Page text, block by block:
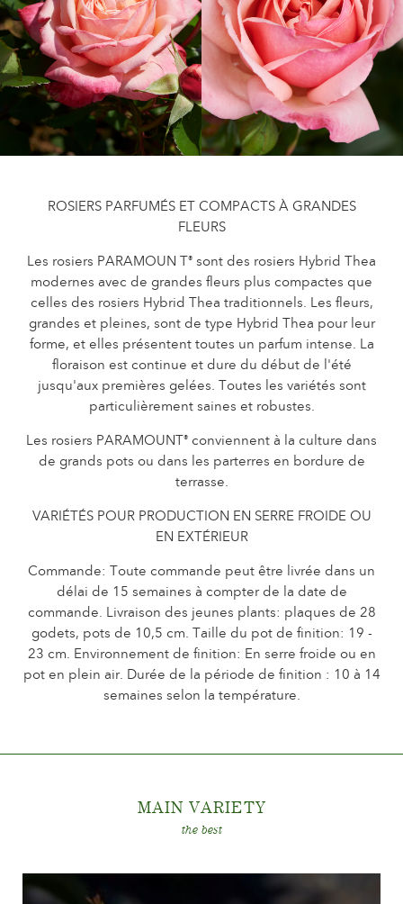
Nouvelles collections
Points de vente de nos plantes
SE SOUCIER
Entretien des roses d'extérieur
Entretien des clématites d'intérieur
TROUVEZ LA BONNE PLANTE
HISTOIRE
Entretien des roses d'intérieur
Entretien des clématites d'extérieur
Entretien des clématites d'intérieur
Entretien des roses "Towne & Country"
TROUVEZ LA BONNE PLANTE
HISTOIRE
L'histoire de Poulsen Roser A/S
ROSIERS PARFUMÉS ET COMPACTS À GRANDES
FLEURS
Les rosiers PARAMOUN T® sont des rosiers Hybrid Thea
modernes avec de grandes fleurs plus compactes que
celles des rosiers Hybrid Thea traditionnels. Les fleurs,
grandes et pleines, sont de type Hybrid Thea pour leur
forme, et elles présentent toutes un parfum intense. La
floraison est continue et dure du début de l'été
jusqu'aux premières gelées. Toutes les variétés sont
particulièrement saines et robustes.
Les rosiers PARAMOUNT® conviennent à la culture dans
de grands pots ou dans les parterres en bordure de
terrasse.
VARIÉTÉS POUR PRODUCTION EN SERRE FROIDE OU
EN EXTÉRIEUR
Commande: Toute commande peut être livrée dans un
délai de 15 semaines à compter de la date de
commande. Livraison des jeunes plants: plaques de 28
godets, pots de 10,5 cm. Taille du pot de finition: 19 -
23 cm. Environnement de finition: En serre froide ou en
pot en plein air. Durée de la période de finition : 10 à 14
semaines selon la température.
MAIN VARIETY
the best